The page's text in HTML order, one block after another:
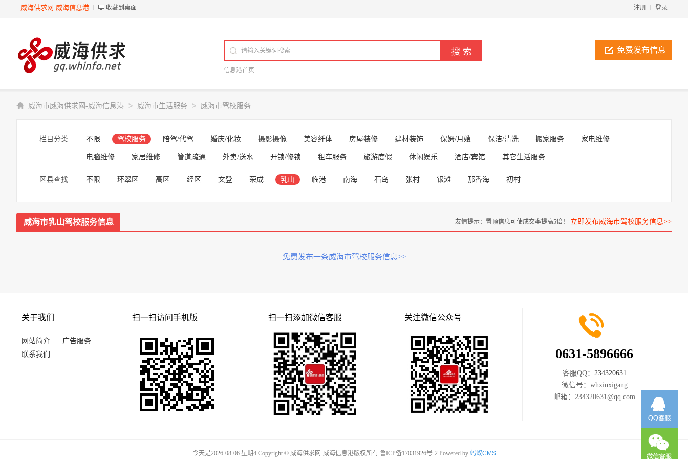
威海供求网-威海信息港 收藏到桌面 登录
注册
免费发布信息
信息港首页
威海市威海供求网-威海信息港 > 威海市生活服务 > 威海市驾校服务
栏目分类 不限 驾校服务 陪驾/代驾 婚庆/化妆 摄影摄像 美容纤体 房屋装修 建材装饰 保姆/月嫂 保洁/清洗 搬家服务 家电维修
电脑维修 家居维修 管道疏通 外卖/送水 开锁/修锁 租车服务 旅游度假 休闲娱乐 酒店/宾馆 其它生活服务
区县查找 不限 环翠区 高区 经区 文登 荣成 乳山 临港 南海 石岛 张村 银滩 那香海 初村
威海市乳山驾校服务信息 友情提示：置顶信息可使成交率提高5倍！ 立即发布威海市驾校服务信息>>
免费发布一条威海市驾校服务信息>>
关于我们
网站简介
广告服务
联系我们
扫一扫访问手机版 扫一扫添加微信客服 关注微信公众号
0631-5896666
客服QQ： 234320631
微信号： whxinxigang
邮箱： 234320631@qq.com
今天是2026-08-06 星期4 Copyright © 威海供求网-威海信息港版权所有 鲁ICP备17031926号-2Powered by 蚂蚁CMS